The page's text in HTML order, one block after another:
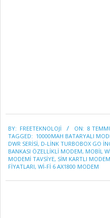
07-
08
BY: FREETEKNOLOJI ON: 8
TAGGED: 10000MAH BATARYALI
DWR SERISI, D-LINK TURBOBOX GO
BANKASI ÖZELLIKLI MODEM, MOBIL
MODEMI TAVSIYE, SIM KARTLI
FIYATLARI, WI-FI 6 AX1800 MODEM